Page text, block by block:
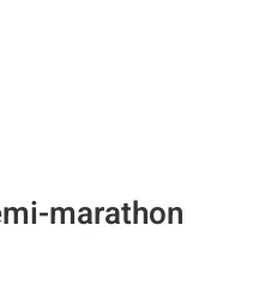
marathon